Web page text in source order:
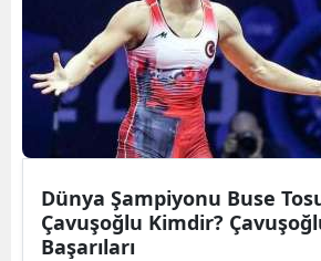
Dünya Şampiyonu Buse
Çavuşoğlu Kimdir?
Başarıları